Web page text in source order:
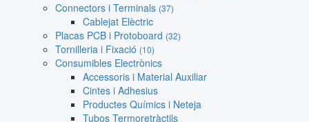
Connectors i Terminals (37)
Cablejat Elèctric
Placas PCB i Protoboard (32)
Tornilleria i Fixació (10)
Consumibles Electrònics
Accessoris i Material Auxiliar
Cintes i Adhesius
Productes Químics i Neteja
Tubos Termoretràctils